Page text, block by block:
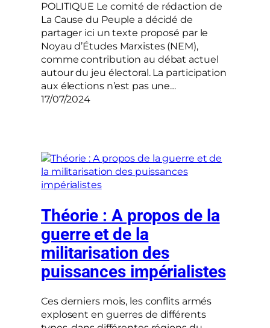
POLITIQUE Le comité de rédaction de
La Cause du Peuple a décidé de
partager ici un texte proposé par le
Noyau d’Études Marxistes (NEM),
comme contribution au débat actuel
autour du jeu électoral. La participation
aux élections n’est pas une…
17/07/2024
Théorie : A propos de la
guerre et de la
militarisation des
puissances impérialistes
Ces derniers mois, les conflits armés
explosent en guerres de différents